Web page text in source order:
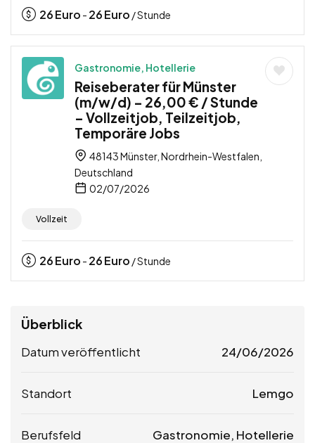
26Euro - 26Euro / Stunde
Gastronomie, Hotellerie
Reiseberater für Münster
(m/w/d) – 26,00 € / Stunde
– Vollzeitjob, Teilzeitjob,
Temporäre Jobs
48143 Münster, Nordrhein-Westfalen,
Deutschland
02/07/2026
Vollzeit
26Euro - 26Euro / Stunde
Überblick
Datum veröffentlicht 24/06/2026
Standort Lemgo
Berufsfeld Gastronomie, Hotellerie